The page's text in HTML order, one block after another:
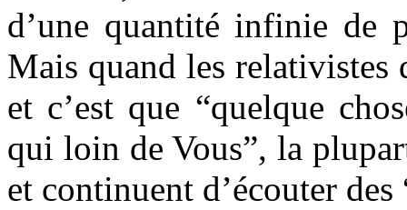
d’une quantité infinie de
Mais quand les relativistes
et c’est que “quelque
qui loin de Vous”, la
et continuent d’écouter des